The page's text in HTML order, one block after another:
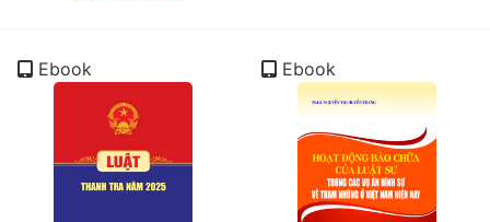
Ebook Ebook